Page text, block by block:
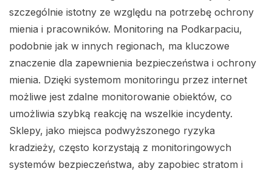
szczególnie istotny ze względu na potrzebę ochrony
mienia i pracowników. Monitoring na Podkarpaciu,
podobnie jak w innych regionach, ma kluczowe
znaczenie dla zapewnienia bezpieczeństwa i ochrony
mienia. Dzięki systemom monitoringu przez internet
możliwe jest zdalne monitorowanie obiektów, co
umożliwia szybką reakcję na wszelkie incydenty.
Sklepy, jako miejsca podwyższonego ryzyka
kradzieży, często korzystają z monitoringowych
systemów bezpieczeństwa, aby zapobiec stratom i